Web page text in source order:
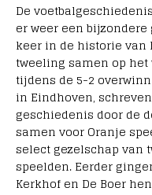
De
er weer een
keer in de historie van
tweeling samen op het
tijdens de 5-2
in Eindhoven,
geschiedenis door de
samen voor Oranje
select gezelschap van
speelden. Eerder
Kerkhof en De Boer